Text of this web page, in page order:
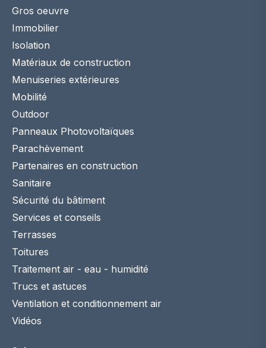
Gros oeuvre
Immobilier
Isolation
Matériaux de construction
Menuiseries extérieures
Mobilité
Outdoor
Panneaux Photovoltaïques
Parachèvement
Partenaires en construction
Sanitaire
Sécurité du bâtiment
Services et conseils
Terrasses
Toitures
Traitement air - eau - humidité
Trucs et astuces
Ventilation et conditionnement air
Vidéos